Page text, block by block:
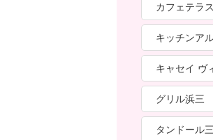
カフェテラ
キッチンア
キャセイ ヴ
グリル浜三
タンドール